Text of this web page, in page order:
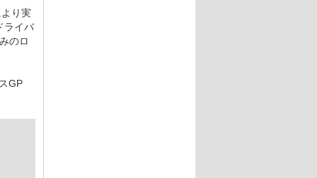
り実
ライバ
のロ
GP